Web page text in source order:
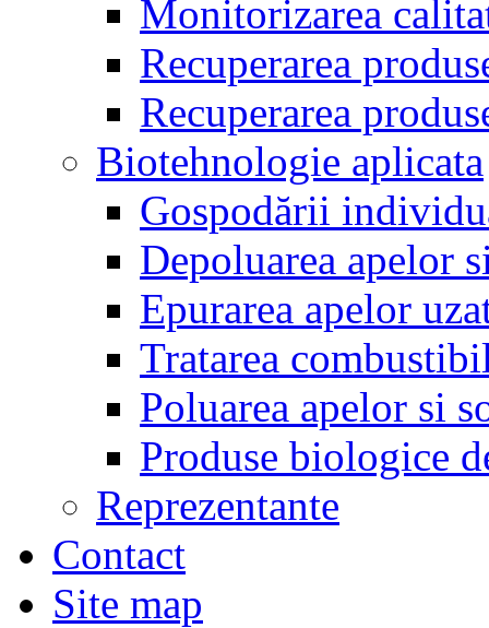
Monitorizarea
Recuperarea
Recuperarea
Biotehnologie aplicata
Gospodării
Depoluarea apelor
Epurarea apelor
Tratarea
Poluarea apelor si
Produse biologice
Reprezentante
Contact
Site map